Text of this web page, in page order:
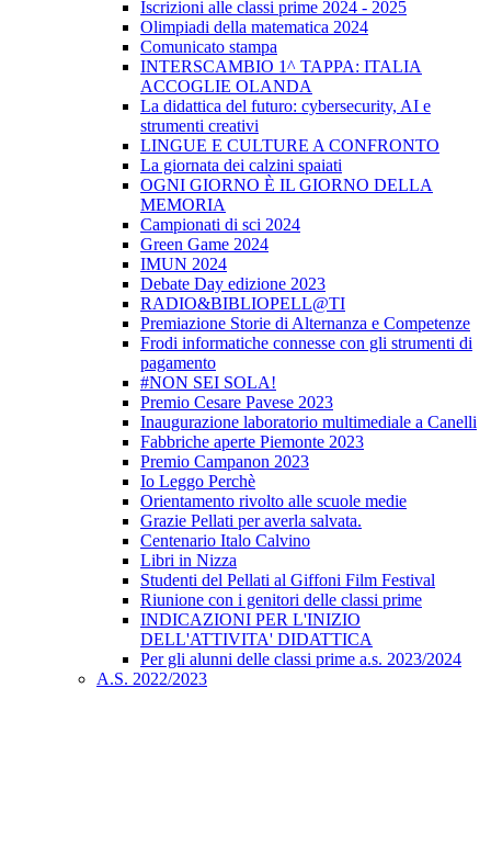
Iscrizioni alle classi prime 2024 - 2025
Olimpiadi della matematica 2024
Comunicato stampa
INTERSCAMBIO 1^ TAPPA: ITALIA
ACCOGLIE OLANDA
La didattica del futuro: cybersecurity, AI e
strumenti creativi
LINGUE E CULTURE A CONFRONTO
La giornata dei calzini spaiati
OGNI GIORNO È IL GIORNO DELLA
MEMORIA
Campionati di sci 2024
Green Game 2024
IMUN 2024
Debate Day edizione 2023
RADIO&BIBLIOPELL@TI
Premiazione Storie di Alternanza e Competenze
Frodi informatiche connesse con gli strumenti di
pagamento
#NON SEI SOLA!
Premio Cesare Pavese 2023
Inaugurazione laboratorio multimediale a Canelli
Fabbriche aperte Piemonte 2023
Premio Campanon 2023
Io Leggo Perchè
Orientamento rivolto alle scuole medie
Grazie Pellati per averla salvata.
Centenario Italo Calvino
Libri in Nizza
Studenti del Pellati al Giffoni Film Festival
Riunione con i genitori delle classi prime
INDICAZIONI PER L'INIZIO
DELL'ATTIVITA' DIDATTICA
Per gli alunni delle classi prime a.s. 2023/2024
A.S. 2022/2023